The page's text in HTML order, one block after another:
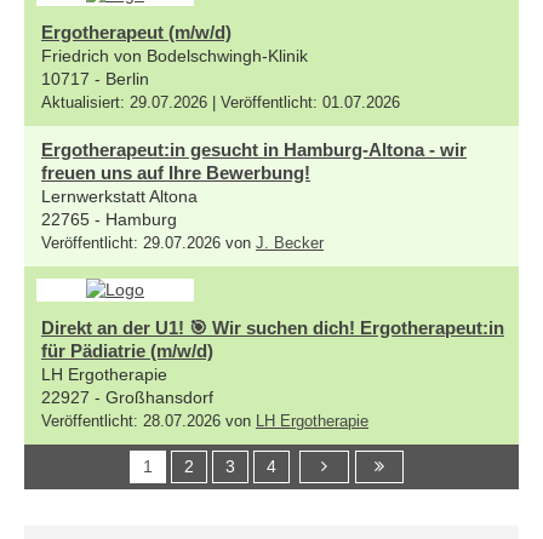
Ergotherapeut (m/w/d)
Friedrich von Bodelschwingh-Klinik
10717 - Berlin
Aktualisiert: 29.07.2026 | Veröffentlicht: 01.07.2026
Ergotherapeut:in gesucht in Hamburg-Altona - wir
freuen uns auf Ihre Bewerbung!
Lernwerkstatt Altona
22765 - Hamburg
Veröffentlicht: 29.07.2026 von J. Becker
Direkt an der U1! 🎯 Wir suchen dich! Ergotherapeut:in
für Pädiatrie (m/w/d)
LH Ergotherapie
22927 - Großhansdorf
Veröffentlicht: 28.07.2026 von LH Ergotherapie
1 2 3 4